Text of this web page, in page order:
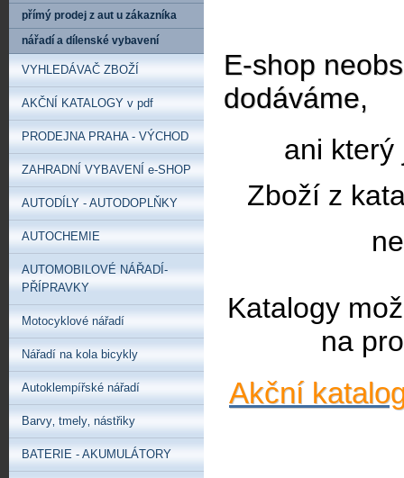
E-shop
dodáváme,
ani který
Zboží z
Katalogy
na
Akční
přímý prodej z aut u zákazníka
nářadí a dílenské vybavení
VYHLEDÁVAČ ZBOŽÍ
AKČNÍ KATALOGY v pdf
PRODEJNA PRAHA - VÝCHOD
ZAHRADNÍ VYBAVENÍ e-SHOP
AUTODÍLY - AUTODOPLŇKY
AUTOCHEMIE
AUTOMOBILOVÉ NÁŘADÍ-
PŘÍPRAVKY
Motocyklové nářadí
Nářadí na kola bicykly
Autoklempířské nářadí
Barvy‚ tmely‚ nástřiky
BATERIE - AKUMULÁTORY